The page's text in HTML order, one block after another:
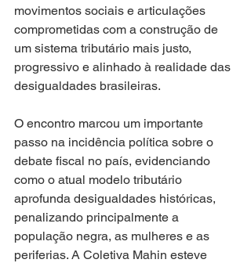
movimentos sociais e articulações
comprometidas com a construção de
um sistema tributário mais justo,
progressivo e alinhado à realidade das
desigualdades brasileiras.
O encontro marcou um importante
passo na incidência política sobre o
debate fiscal no país, evidenciando
como o atual modelo tributário
aprofunda desigualdades históricas,
penalizando principalmente a
população negra, as mulheres e as
periferias. A Coletiva Mahin esteve